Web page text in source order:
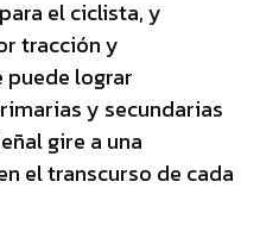
el ciclista, y
tracción y
lograr
y secundarias
gire a una
el transcurso de cada